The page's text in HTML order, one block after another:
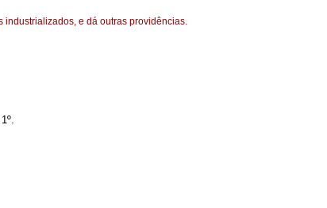
industrializados, e dá outras providências.